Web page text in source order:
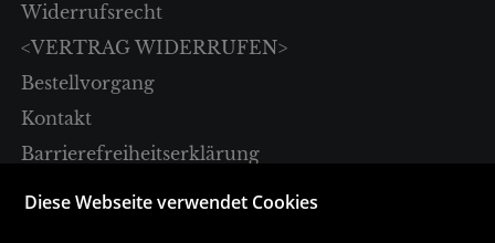
Widerrufsrecht
<VERTRAG WIDERRUFEN>
Bestellvorgang
Kontakt
Barrierefreiheitserklärung
3D-Shop
Diese Webseite verwendet Cookies